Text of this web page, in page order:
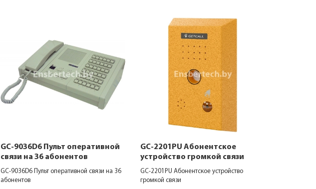
GC-9036D6 Пульт оперативной
связи на 36 абонентов
GC-9036D6 Пульт оперативной связи на 36
абонентов
GC-2201PU Абонентское
устройство громкой связи
GC-2201PU Абонентское устройство
громкой связи